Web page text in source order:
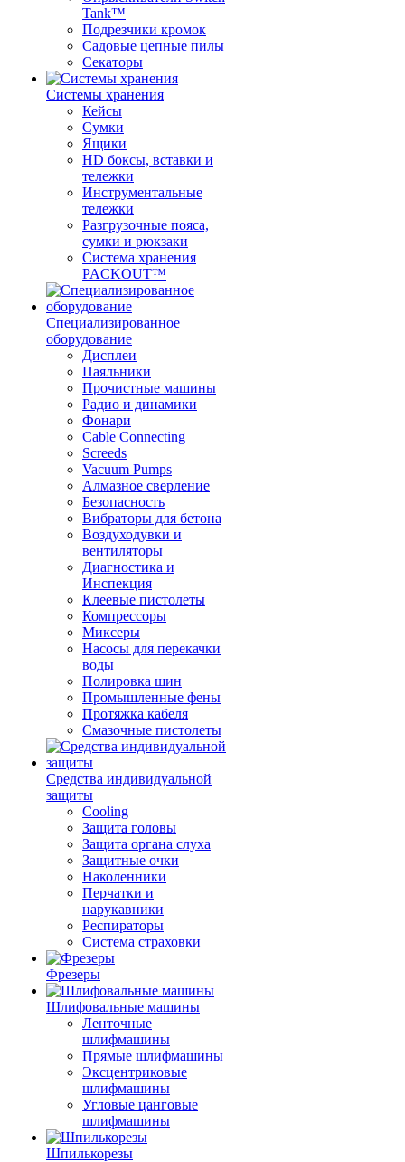
Tank™
Подрезчики кромок
Садовые цепные пилы
Секаторы
Системы хранения
Кейсы
Сумки
Ящики
HD боксы, вставки и
тележки
Инструментальные
тележки
Разгрузочные пояса,
сумки и рюкзаки
Система хранения
PACKOUT™
Специализированное
оборудование
Дисплеи
Паяльники
Прочистные машины
Радио и динамики
Фонари
Cable Connecting
Screeds
Vacuum Pumps
Алмазное сверление
Безопасность
Вибраторы для бетона
Воздуходувки и
вентиляторы
Диагностика и
Инспекция
Клеевые пистолеты
Компрессоры
Миксеры
Насосы для перекачки
воды
Полировка шин
Промышленные фены
Протяжка кабеля
Смазочные пистолеты
Средства индивидуальной
защиты
Cooling
Защита головы
Защита органа слуха
Защитные очки
Наколенники
Перчатки и
нарукавники
Респираторы
Система страховки
Фрезеры
Шлифовальные машины
Ленточные
шлифмашины
Прямые шлифмашины
Эксцентриковые
шлифмашины
Угловые цанговые
шлифмашины
Шпилькорезы